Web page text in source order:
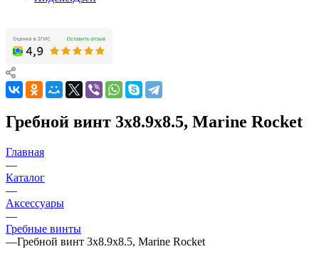
Гребной винт 3x8.9x8.5, Marine Rocket
Главная
—
Каталог
—
Аксессуары
—
Гребные винты
—Гребной винт 3x8.9x8.5, Marine Rocket